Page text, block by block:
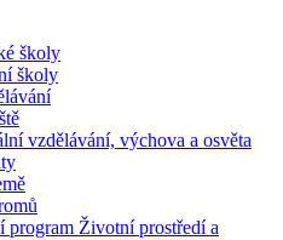
školy
školy
vzdělávání, výchova a osvěta
program Životní prostředí a